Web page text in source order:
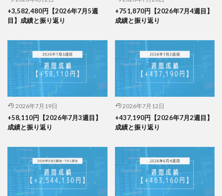
+3,582,480円【2026年7月5週
目】成績と振り返り
+751,870円【2026年7月4週目】
成績と振り返り
2026年7月19日
+58,110円【2026年7月3週目】
成績と振り返り
2026年7月12日
+437,190円【2026年7月2週目】
成績と振り返り